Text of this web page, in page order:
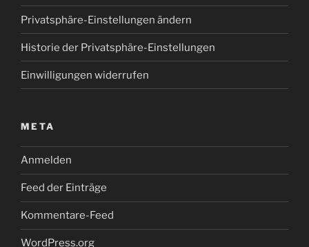
Privatsphäre-Einstellungen ändern
Historie der Privatsphäre-Einstellungen
Einwilligungen widerrufen
META
Anmelden
Feed der Einträge
Kommentare-Feed
WordPress.org